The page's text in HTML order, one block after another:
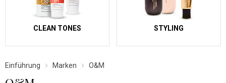
Einführung Marken O&M
CLEAN TONES STYLING